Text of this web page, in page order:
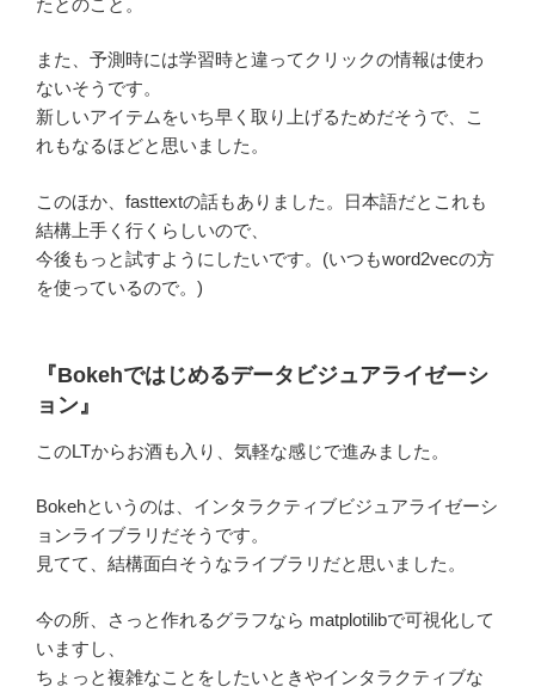
また、予測時には学習時と違ってクリックの情報は使わ
ないそうです。
新しいアイテムをいち早く取り上げるためだそうで、こ
れもなるほどと思いました。
このほか、fasttextの話もありました。日本語だとこれも
結構上手く行くらしいので、
今後もっと試すようにしたいです。(いつもword2vecの方
を使っているので。)
『Bokehではじめるデータビジュアライゼーシ
ョン』
このLTからお酒も入り、気軽な感じで進みました。
Bokehというのは、インタラクティブビジュアライゼーシ
ョンライブラリだそうです。
見てて、結構面白そうなライブラリだと思いました。
今の所、さっと作れるグラフなら matplotilibで可視化して
いますし、
ちょっと複雑なことをしたいときやインタラクティブな